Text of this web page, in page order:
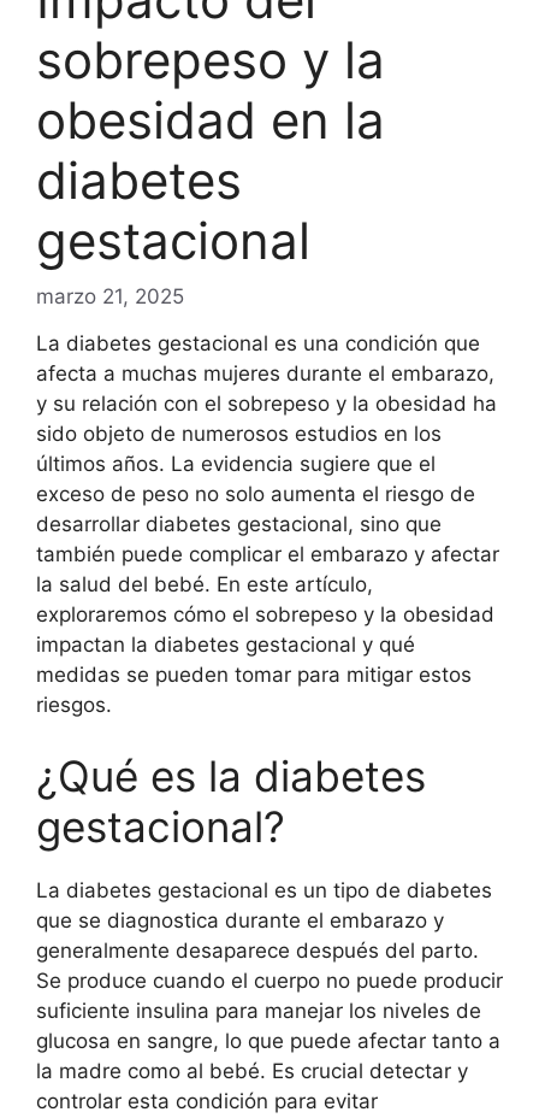
sobrepeso y la
obesidad en la
diabetes
gestacional
marzo 21, 2025
La diabetes gestacional es una condición que
afecta a muchas mujeres durante el embarazo,
y su relación con el sobrepeso y la obesidad ha
sido objeto de numerosos estudios en los
últimos años. La evidencia sugiere que el
exceso de peso no solo aumenta el riesgo de
desarrollar diabetes gestacional, sino que
también puede complicar el embarazo y afectar
la salud del bebé. En este artículo,
exploraremos cómo el sobrepeso y la obesidad
impactan la diabetes gestacional y qué
medidas se pueden tomar para mitigar estos
riesgos.
¿Qué es la diabetes
gestacional?
La diabetes gestacional es un tipo de diabetes
que se diagnostica durante el embarazo y
generalmente desaparece después del parto.
Se produce cuando el cuerpo no puede producir
suficiente insulina para manejar los niveles de
glucosa en sangre, lo que puede afectar tanto a
la madre como al bebé. Es crucial detectar y
controlar esta condición para evitar